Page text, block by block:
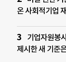
온 사회적기업
기업자원봉
제시한 새 기준